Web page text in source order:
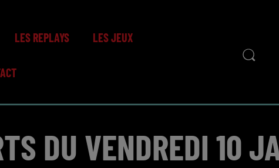
LES REPLAYS LES JEUX
DU VENDREDI 10